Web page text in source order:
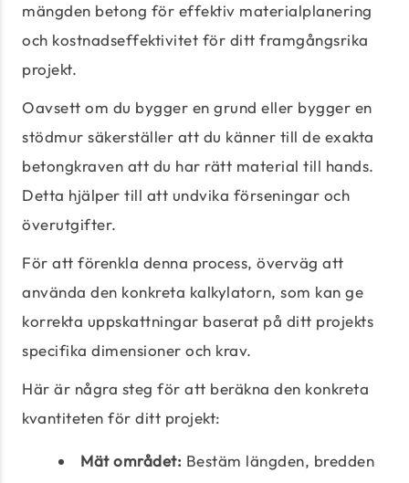
mängden betong för effektiv materialplanering
och kostnadseffektivitet för ditt framgångsrika
projekt.
Oavsett om du bygger en grund eller bygger en
stödmur säkerställer att du känner till de exakta
betongkraven att du har rätt material till hands.
Detta hjälper till att undvika förseningar och
överutgifter.
För att förenkla denna process, överväg att
använda den konkreta kalkylatorn, som kan ge
korrekta uppskattningar baserat på ditt projekts
specifika dimensioner och krav.
Här är några steg för att beräkna den konkreta
kvantiteten för ditt projekt:
Mät området: Bestäm längden, bredden